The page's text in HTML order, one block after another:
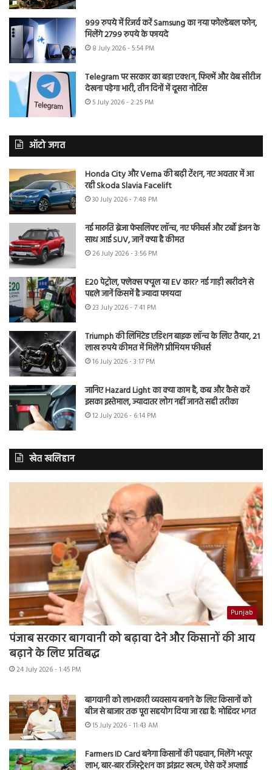
999 रुपये में रिजर्व करें Samsung का नया फोल्डेबल फोन,
मिलेंगे 2799 रुपये के फायदे
8 July 2026 - 5:54 PM
Telegram पर सरकार का बड़ा एक्शन, फिल्में और वेब सीरीज
देखना पड़ेगा भारी, तीन दिनों में दूसरा नोटिस
5 July 2026 - 2:25 PM
ऑटो जगत
Honda City और Verna की बढ़ी टेंशन, नए अवतार में आ
रही Skoda Slavia Facelift
30 July 2026 - 7:48 PM
नई मारुति ब्रेजा फेसलिफ्ट लॉन्च, नए फीचर्स और टर्बो इंजन के
साथ आई SUV, जानें क्या है कीमत
26 July 2026 - 3:56 PM
E20 पेट्रोल, फ्लेक्स फ्यूल या EV कार? नई गाड़ी खरीदने से
पहले जानें किसमें है ज्यादा फायदा
23 July 2026 - 7:41 PM
Triumph की लिमिटेड एडिशन बाइक लॉन्च के लिए तैयार, 21
लाख रुपये कीमत में मिलेंगे प्रीमियम फीचर्स
16 July 2026 - 3:17 PM
जानिए Hazard Light का क्या काम है, कब और कैसे करें
इसका इस्तेमाल, ज्यादातर लोग नहीं जानते सही तरीका
12 July 2026 - 6:14 PM
खेत खलिहान
Punjab
पंजाब सरकार बागवानी को बढ़ावा देने और किसानों की आय
बढ़ाने के लिए प्रतिबद्ध
24 July 2026 - 1:45 PM
बागवानी को लाभकारी व्यवसाय बनाने के लिए किसानों को
बीज से बाजार तक पूरा सहयोग दिया जा रहा है: मोहिंदर भगत
15 July 2026 - 11:43 AM
Farmers ID Card बनेगा किसानों की पहचान, मिलेंगे भरपूर
लाभ, बार-बार रजिस्ट्रेशन का झंझट खत्म, ऐसे करें अप्लाई